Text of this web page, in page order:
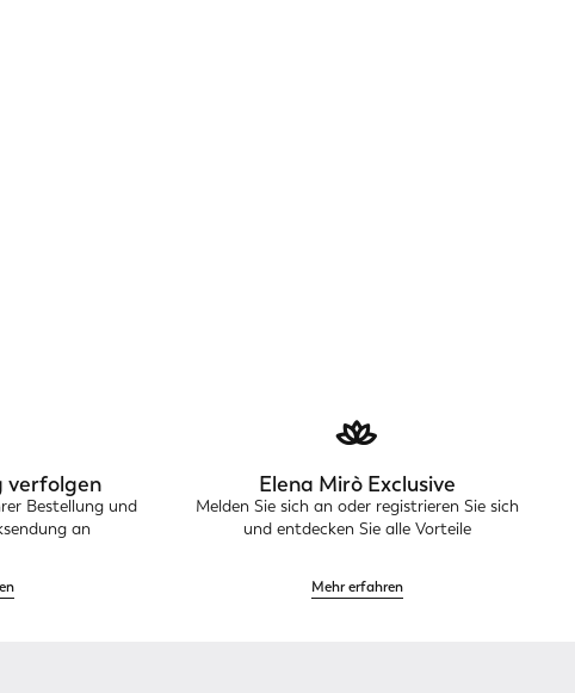
verfolgen
Bestellung und
an
Elena Mirò Exclusive
Melden Sie sich an oder registrieren Sie sich
und entdecken Sie alle Vorteile
Mehr erfahren